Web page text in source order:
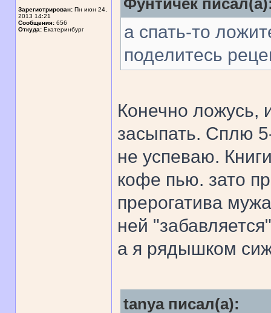
Зарегистрирован: Пн июн 24,
2013 14:21
Сообщения: 656
Откуда: Екатеринбург
Фунтичек
а спать-то
поделитесь
Конечно ложусь,
засыпать. Сплю
не успеваю.
кофе пью. зато
прерогатива
ней
а я рядышком
tanya писал(а):